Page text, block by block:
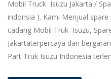
Mobil Truck Isuzu Jakarta /
indonsia ). Kami Menjual
cadang Mobil Truk Isuzu,
Jakartaterpercaya dan
Part Truk Isuzu Indonesia